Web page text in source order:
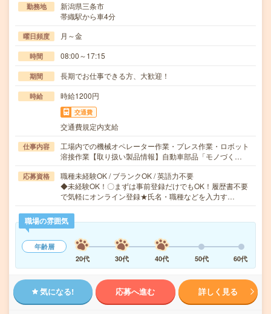
勤務地
新潟県三条市
帯織駅から車4分
曜日頻度 月～金
時間 08:00～17:15
期間 長期でお仕事できる方、大歓迎！
時給 時給1200円
交通費
交通費規定内支給
仕事内容
工場内での機械オペレーター作業・プレス作業・ロボット
溶接作業【取り扱い製品情報】自動車部品「モノづく…
応募資格
職種未経験OK / ブランクOK / 英語力不要
◆未経験OK！〇まずは事前登録だけでもOK！履歴書不要
で気軽にオンライン登録★氏名・職種などを入力す…
職場の雰囲気
年齢層
20代
30代 40代 50代 60代
気になる! 応募へ進む 詳しく見る